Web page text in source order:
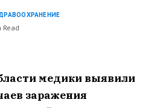
Read
медики выявили
заражения